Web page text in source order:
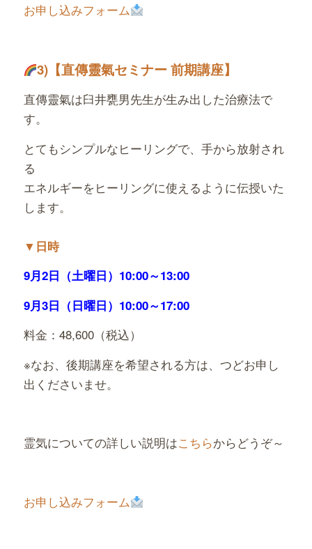
お申し込みフォーム
3)【直傳靈氣セミナー 前期講座】
直傳靈氣は臼井甕男先生が生み出した治療法で
す。
とてもシンプルなヒーリングで、手から放射され
る
エネルギーをヒーリングに使えるように伝授いた
します。
▼ 日時
9月2日（土曜日）10:00～13:00
9月3日（日曜日）10:00～17:00
料金：48,600（税込）
※なお、後期講座を希望される方は、つどお申し
出くださいませ。
霊気についての詳しい説明はこちらからどうぞ～
お申し込みフォーム